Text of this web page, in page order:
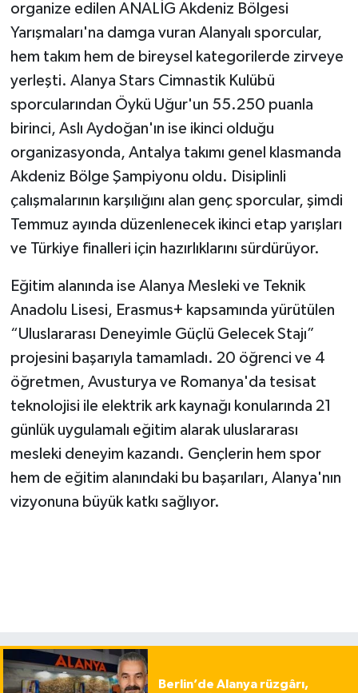
organize edilen ANALİG Akdeniz Bölgesi
Yarışmaları'na damga vuran Alanyalı sporcular,
hem takım hem de bireysel kategorilerde zirveye
yerleşti. Alanya Stars Cimnastik Kulübü
sporcularından Öykü Uğur'un 55.250 puanla
birinci, Aslı Aydoğan'ın ise ikinci olduğu
organizasyonda, Antalya takımı genel klasmanda
Akdeniz Bölge Şampiyonu oldu. Disiplinli
çalışmalarının karşılığını alan genç sporcular, şimdi
Temmuz ayında düzenlenecek ikinci etap yarışları
ve Türkiye finalleri için hazırlıklarını sürdürüyor.
Eğitim alanında ise Alanya Mesleki ve Teknik
Anadolu Lisesi, Erasmus+ kapsamında yürütülen
“Uluslararası Deneyimle Güçlü Gelecek Stajı”
projesini başarıyla tamamladı. 20 öğrenci ve 4
öğretmen, Avusturya ve Romanya'da tesisat
teknolojisi ile elektrik ark kaynağı konularında 21
günlük uygulamalı eğitim alarak uluslararası
mesleki deneyim kazandı. Gençlerin hem spor
hem de eğitim alanındaki bu başarıları, Alanya'nın
vizyonuna büyük katkı sağlıyor.
Berlin’de Alanya rüzgârı,